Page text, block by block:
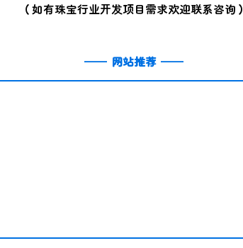
（如有珠宝行业开发项目需求欢迎联系咨询）
—— 网站推荐 ——